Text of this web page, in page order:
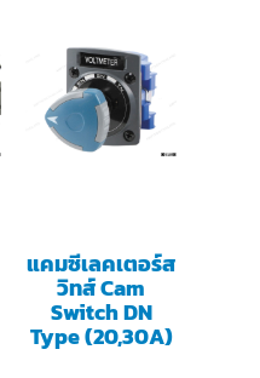
แคมซีเลคเตอร์ส
วิทส์ Cam
Switch DN
Type (20,30A)